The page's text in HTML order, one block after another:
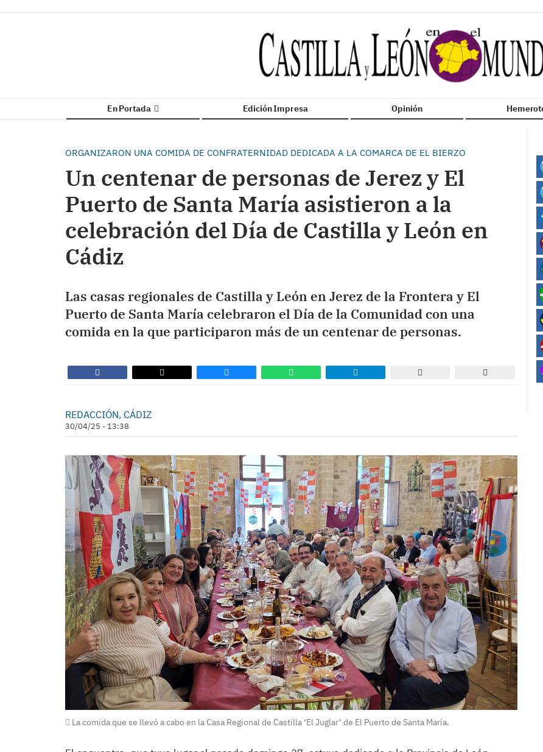
En Portada Edición Impresa Opinión
ORGANIZARON UNA COMIDA DE CONFRATERNIDAD DEDICADA A LA COMARCA DE EL BIERZO
Un centenar de personas de Jerez y El
Puerto de Santa María asistieron a la
celebración del Día de Castilla y León en
Cádiz
Las casas regionales de Castilla y León en Jerez de la Frontera y El
Puerto de Santa María celebraron el Día de la Comunidad con una
comida en la que participaron más de un centenar de personas.
REDACCIÓN, CÁDIZ
30/04/25 - 13:38
La comida que se llevó a cabo en la Casa Regional de Castilla ‘El Juglar’ de El Puerto de Santa María.